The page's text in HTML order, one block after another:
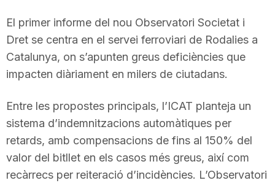
El primer informe del nou Observatori Societat i
Dret se centra en el servei ferroviari de Rodalies a
Catalunya, on s’apunten greus deficiències que
impacten diàriament en milers de ciutadans.
Entre les propostes principals, l’ICAT planteja un
sistema d’indemnitzacions automàtiques per
retards, amb compensacions de fins al 150% del
valor del bitllet en els casos més greus, així com
recàrrecs per reiteració d’incidències. L’Observatori